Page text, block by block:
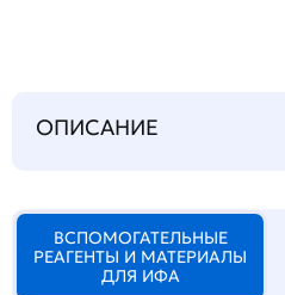
ОПИСАНИЕ
ВСПОМОГАТЕЛЬНЫЕ
РЕАГЕНТЫ И МАТЕРИАЛЫ
ДЛЯ ИФА